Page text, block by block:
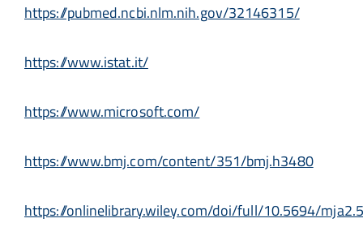
https://pubmed.ncbi.nlm.nih.gov/32146315/
https://www.istat.it/
https://www.microsoft.com/
https://www.bmj.com/content/351/bmj.h3480
https://onlinelibrary.wiley.com/doi/full/10.5694/